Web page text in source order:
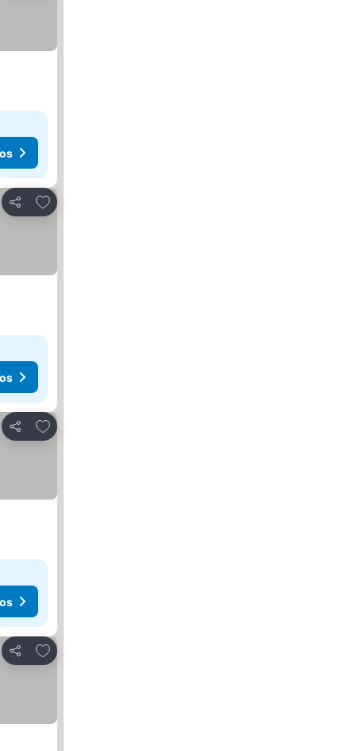
Partilhar
Adicionar aos favoritos
Partilhar
Adicionar aos favoritos
Partilhar
Adicionar aos favoritos